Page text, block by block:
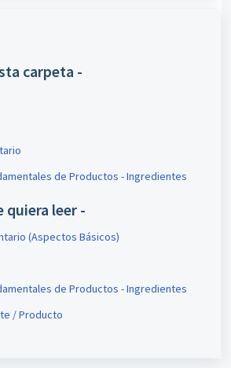
carpeta -
de Productos - Ingredientes
quiera leer -
(Aspectos Básicos)
de Productos - Ingredientes
/ Producto